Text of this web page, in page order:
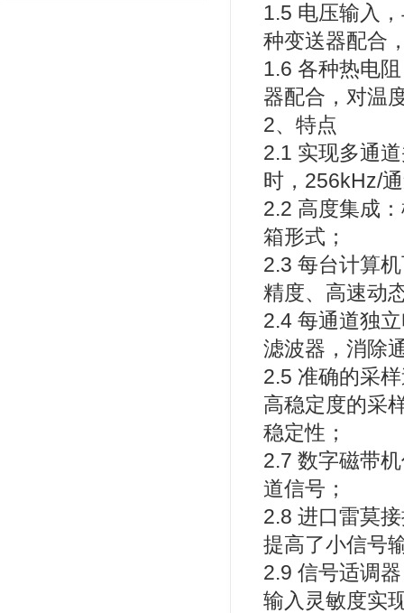
1.5 电压输入
种变送器配合
1.6 各种热电
器配合，对温
2、特点
2.1 实现多通
时，256kHz/
2.2 高度集成
箱形式；
2.3 每台计算
精度、高速动
2.4 每通道独
滤波器，消除
2.5 准确的采
高稳定度的采
稳定性；
2.7 数字磁带
道信号；
2.8 进口雷莫
提高了小信号
2.9 信号适调
输入灵敏度实